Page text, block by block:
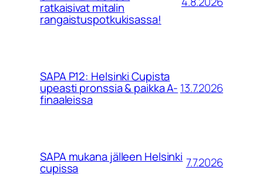
ratkaisivat mitalin
rangaistuspotkukisassa!
SAPA P12: Helsinki Cupista
upeasti pronssia & paikka A-
finaaleissa
13.7.2026
SAPA mukana jälleen Helsinki
cupissa 7.7.2026